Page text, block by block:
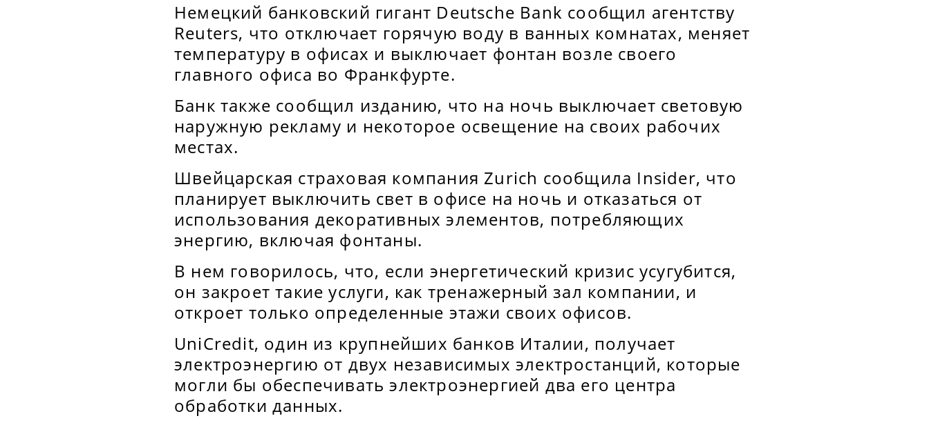
Немецкий банковский гигант Deutsche Bank сообщил агентству
Reuters, что отключает горячую воду в ванных комнатах, меняет
температуру в офисах и выключает фонтан возле своего
главного офиса во Франкфурте.
Банк также сообщил изданию, что на ночь выключает световую
наружную рекламу и некоторое освещение на своих рабочих
местах.
Швейцарская страховая компания Zurich сообщила Insider, что
планирует выключить свет в офисе на ночь и отказаться от
использования декоративных элементов, потребляющих
энергию, включая фонтаны.
В нем говорилось, что, если энергетический кризис усугубится,
он закроет такие услуги, как тренажерный зал компании, и
откроет только определенные этажи своих офисов.
UniCredit, один из крупнейших банков Италии, получает
электроэнергию от двух независимых электростанций, которые
могли бы обеспечивать электроэнергией два его центра
обработки данных.